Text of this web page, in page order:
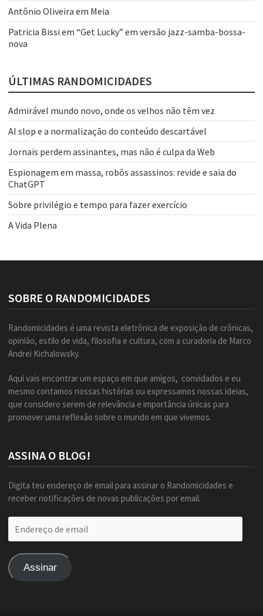
Antônio Oliveira em Meia
Patricia Bissi em “Get Lucky” em versão jazz-samba-bossa-
nova
ÚLTIMAS RANDOMICIDADES
Admirável mundo novo, onde os velhos não têm vez
AI slop e a normalização do conteúdo descartável
Jornais perdem assinantes, mas não é culpa da Web
Espionagem em massa, robôs assassinos: revide e saia do
ChatGPT
Sobre privilégio e tempo para fazer exercício
A Vida Plena
SOBRE O RANDOMICIDADES
Randomicidades é uma revista eletrônica de exposição de crônicas,
opinião, estilo de vida, filosofia e cultura, com a curadoria de Marco
Andrei Kichalowsky.
Aqui vais encontrar um espaço em que amigos, convidados e eu
mesmo contamos nossas histórias ou expressamos nossas ideias,
que considero serem de relevância e importância únicas para
promover uma reflexão sobre o mundo em que vivemos.
ASSINA O BLOG!
Digita teu endereço de email para assinar o Randomicidades e
receber notificações de novas publicações por email.
de
Assinar